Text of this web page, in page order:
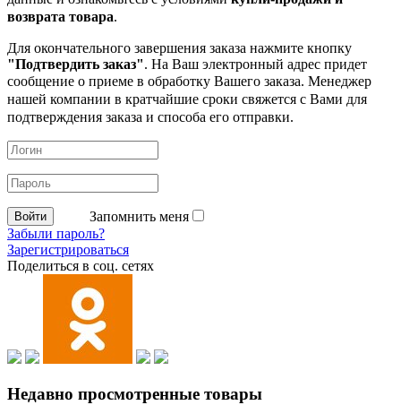
возврата товара.
Для окончательного завершения заказа нажмите кнопку
"Подтвердить заказ". На Ваш электронный адрес придет
сообщение о приеме в обработку Вашего заказа. Менеджер
нашей компании в кратчайшие сроки свяжется с Вами для
подтверждения заказа и способа его отправки.
Запомнить меня
Забыли пароль?
Зарегистрироваться
Поделиться в соц. сетях
Недавно просмотренные товары